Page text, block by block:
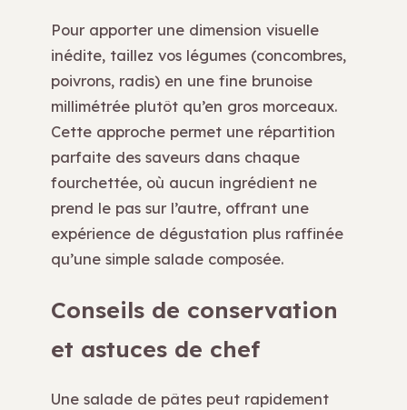
Pour apporter une dimension visuelle
inédite, taillez vos légumes (concombres,
poivrons, radis) en une fine brunoise
millimétrée plutôt qu’en gros morceaux.
Cette approche permet une répartition
parfaite des saveurs dans chaque
fourchettée, où aucun ingrédient ne
prend le pas sur l’autre, offrant une
expérience de dégustation plus raffinée
qu’une simple salade composée.
Conseils de conservation
et astuces de chef
Une salade de pâtes peut rapidement